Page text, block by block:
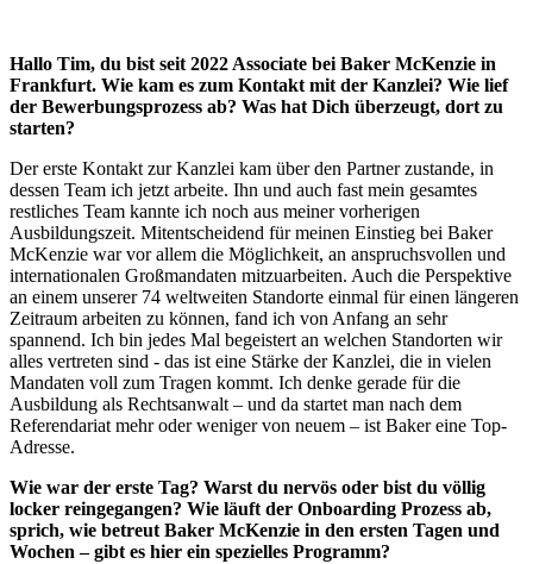
Hallo Tim, du bist seit 2022 Associate bei Baker McKenzie in
Frankfurt. Wie kam es zum Kontakt mit der Kanzlei? Wie lief
der Bewerbungsprozess ab? Was hat Dich überzeugt, dort zu
starten?
Der erste Kontakt zur Kanzlei kam über den Partner zustande, in
dessen Team ich jetzt arbeite. Ihn und auch fast mein gesamtes
restliches Team kannte ich noch aus meiner vorherigen
Ausbildungszeit. Mitentscheidend für meinen Einstieg bei Baker
McKenzie war vor allem die Möglichkeit, an anspruchsvollen und
internationalen Großmandaten mitzuarbeiten. Auch die Perspektive
an einem unserer 74 weltweiten Standorte einmal für einen längeren
Zeitraum arbeiten zu können, fand ich von Anfang an sehr
spannend. Ich bin jedes Mal begeistert an welchen Standorten wir
alles vertreten sind - das ist eine Stärke der Kanzlei, die in vielen
Mandaten voll zum Tragen kommt. Ich denke gerade für die
Ausbildung als Rechtsanwalt – und da startet man nach dem
Referendariat mehr oder weniger von neuem – ist Baker eine Top-
Adresse.
Wie war der erste Tag? Warst du nervös oder bist du völlig
locker reingegangen? Wie läuft der Onboarding Prozess ab,
sprich, wie betreut Baker McKenzie in den ersten Tagen und
Wochen – gibt es hier ein spezielles Programm?